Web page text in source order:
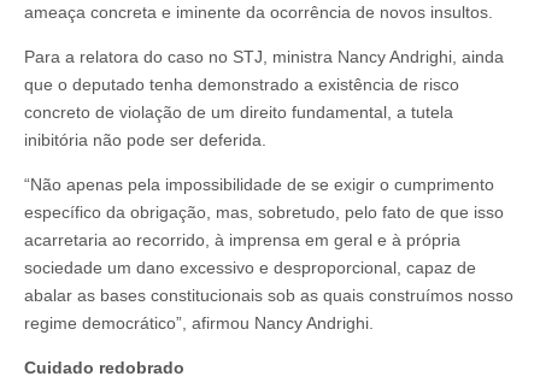
ameaça concreta e iminente da ocorrência de novos insultos.
Para a relatora do caso no STJ, ministra Nancy Andrighi, ainda
que o deputado tenha demonstrado a existência de risco
concreto de violação de um direito fundamental, a tutela
inibitória não pode ser deferida.
“Não apenas pela impossibilidade de se exigir o cumprimento
específico da obrigação, mas, sobretudo, pelo fato de que isso
acarretaria ao recorrido, à imprensa em geral e à própria
sociedade um dano excessivo e desproporcional, capaz de
abalar as bases constitucionais sob as quais construímos nosso
regime democrático”, afirmou Nancy Andrighi.
Cuidado redobrado